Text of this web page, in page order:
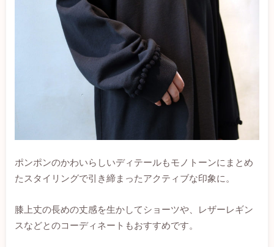
ポンポンのかわいらしいディテールもモノトーンにまとめ
たスタイリングで引き締まったアクティブな印象に。
膝上丈の長めの丈感を生かしてショーツや、レザーレギン
スなどとのコーディネートもおすすめです。